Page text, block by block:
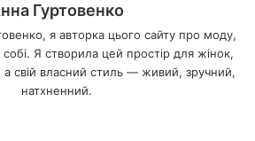
Гуртовенко
я авторка цього сайту про моду,
собі. Я створила цей простір для жінок,
а свій власний стиль — живий, зручний,
натхненний.